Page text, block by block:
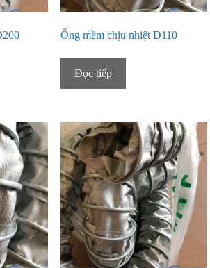
Ống mềm chịu nhiệt D110
Đọc tiếp